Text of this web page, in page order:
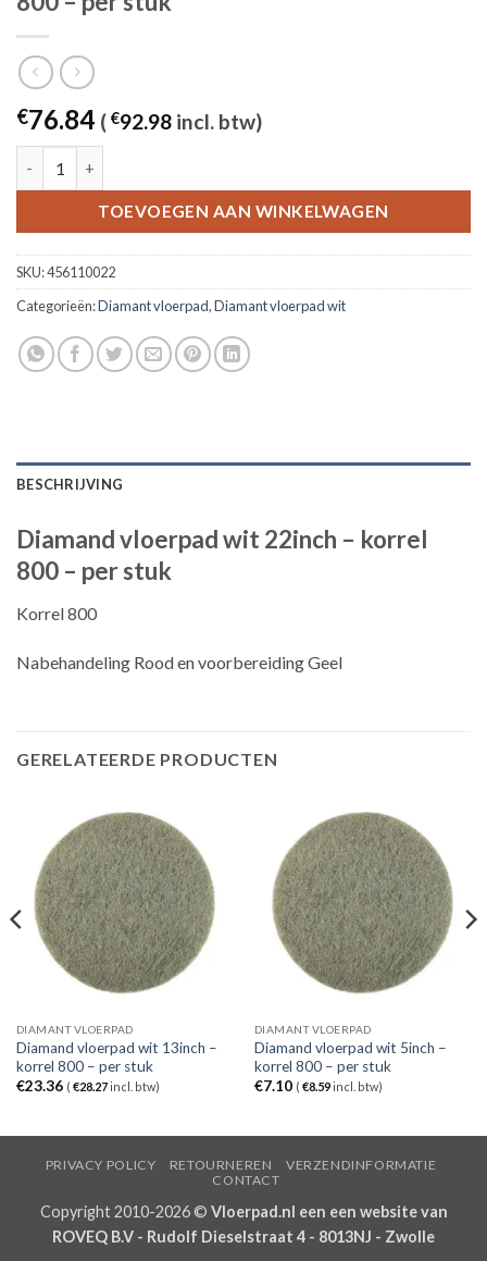
€76.84 ( €92.98 incl. btw)
TOEVOEGEN AAN WINKELWAGEN
SKU:456110022
Categorieën:Diamant vloerpad,Diamant vloerpad wit
BESCHRIJVING
Diamand vloerpad wit 22inch – korrel
800 – per stuk
Korrel 800
Nabehandeling Rood en voorbereiding Geel
GERELATEERDE PRODUCTEN
DIAMANT VLOERPAD
Diamand vloerpad wit 13inch –
korrel 800 – per stuk
€23.36 ( €28.27incl. btw)
DIAMANT VLOERPAD
Diamand vloerpad wit 5inch –
korrel 800 – per stuk
€7.10 ( €8.59incl. btw)
PRIVACY POLICY RETOURNEREN
VERZENDINFORMATIE
CONTACT
Copyright 2010-2026 © Vloerpad.nl een een website van
ROVEQ B.V - Rudolf Dieselstraat 4 - 8013NJ - Zwolle